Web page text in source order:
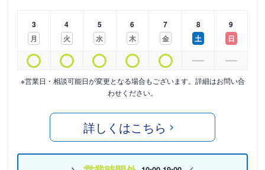
3
月
4
火
5
水
6
木
7
金
8
土
9
日
※営業日・相談可能日が変更となる場合もございます。詳細はお問い合
わせください。
詳しくはこちら